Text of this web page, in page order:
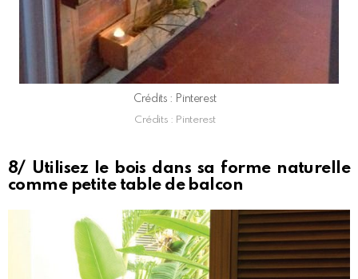
Crédits : Pinterest
Crédits : Pinterest
8/ Utilisez le bois dans sa forme naturelle
comme petite table de balcon